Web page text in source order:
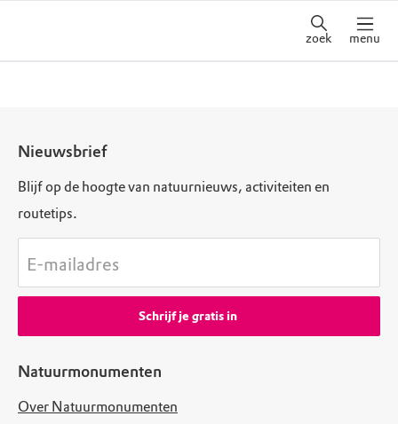
zoek menu
Natuurmonumenten
Over Natuurmonumenten
Nieuwsbrief
Blijf op de hoogte van natuurnieuws, activiteiten en
routetips.
E-mailadres
Schrijf je gratis in